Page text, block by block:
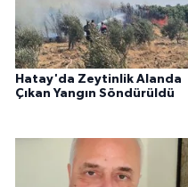
Hatay'da Zeytinlik Alanda
Çıkan Yangın Söndürüldü